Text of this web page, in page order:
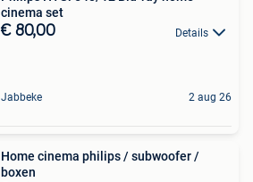
cinema set
€ 80,00 Details
Jabbeke 2 aug 26
Home cinema philips / subwoofer /
boxen